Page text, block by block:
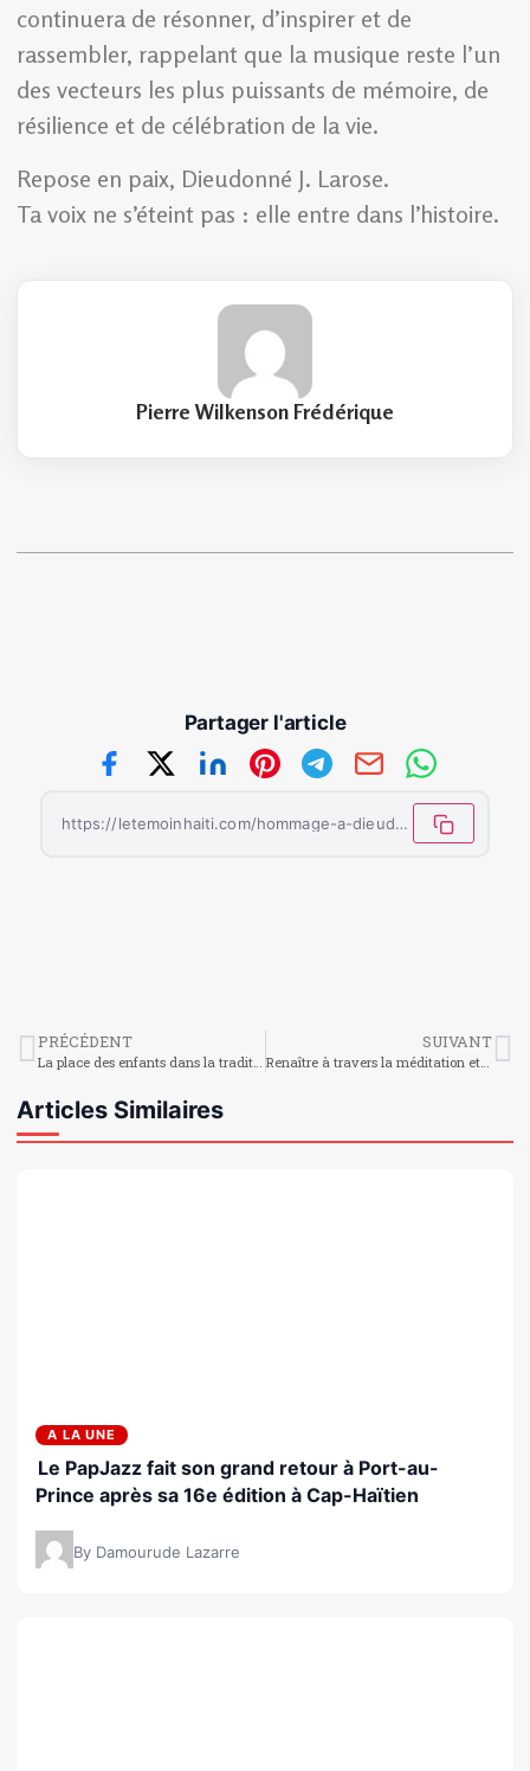
continuera de résonner, d’inspirer et de
rassembler, rappelant que la musique reste l’un
des vecteurs les plus puissants de mémoire, de
résilience et de célébration de la vie.
Repose en paix, Dieudonné J. Larose.
Ta voix ne s’éteint pas : elle entre dans l’histoire.
Pierre Wilkenson Frédérique
Partager l'article
https://letemoinhaiti.com/hommage-a-dieudonne-j-larose-legende-de-la-musique-haitienne/
PRÉCÉDENT SUIVANT
Renaître à travers la méditation et les racines haïtiennes
Articles Similaires
A LA UNE
Le PapJazz fait son grand retour à Port-au-
Prince après sa 16e édition à Cap-Haïtien
By Damourude Lazarre